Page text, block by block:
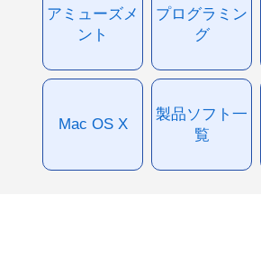
アミューズメ
ント
プログラミン
グ
Mac OS X
製品ソフト一
覧